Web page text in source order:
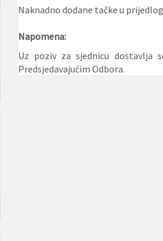
Naknadno dodane tačke u
Napomena:
Uz poziv za sjednicu dostavlja
Predsjedavajućim Odbora.